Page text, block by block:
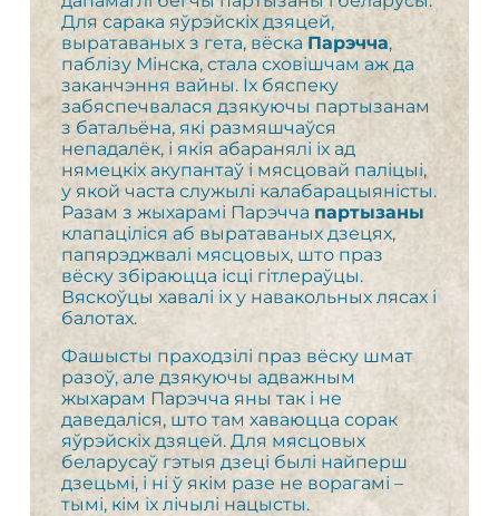
Для сарака яўрэйскіх дзяцей,
выратаваных з гета, вёска Парэчча,
паблізу Мінска, стала сховішчам аж да
заканчэння вайны. Іх бяспеку
забяспечвалася дзякуючы партызанам
з батальёна, які размяшчаўся
непадалёк, і якія абаранялі іх ад
нямецкіх акупантаў і мясцовай паліцыі,
у якой часта служылі калабарацыяністы.
Разам з жыхарамі Парэчча партызаны
клапаціліся аб выратаваных дзецях,
папярэджвалі мясцовых, што праз
вёску збіраюцца ісці гітлераўцы.
Вяскоўцы хавалі іх у навакольных лясах і
балотах.
Фашысты праходзілі праз вёску шмат
разоў, але дзякуючы адважным
жыхарам Парэчча яны так і не
даведаліся, што там хаваюцца сорак
яўрэйскіх дзяцей. Для мясцовых
беларусаў гэтыя дзеці былі найперш
дзецьмі, і ні ў якім разе не ворагамі –
тымі, кім іх лічылі нацысты.